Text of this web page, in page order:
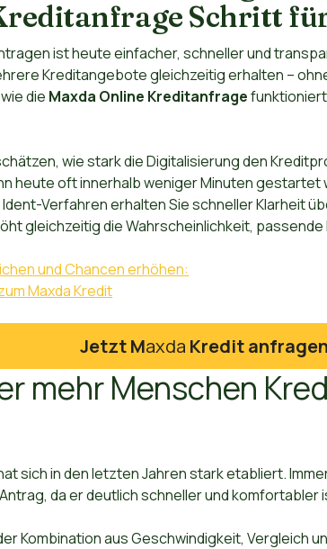
Schritt
ist heute einfacher, schneller und
Kreditangebote gleichzeitig erhalten –
die Maxda Online Kreditanfragefunktioniert
wie stark die Digitalisierung den
heute oft innerhalb weniger Minuten
Verfahren erhalten Sie schneller Klarheit
gleichzeitig die Wahrscheinlichkeit,
und Chancen erhöhen:
Maxda Kredit
Jetzt Maxda Kredit
mehr Menschen
sich in den letzten Jahren stark etabliert.
da er deutlich schneller und komfortabler
Kombination aus Geschwindigkeit, Vergleich